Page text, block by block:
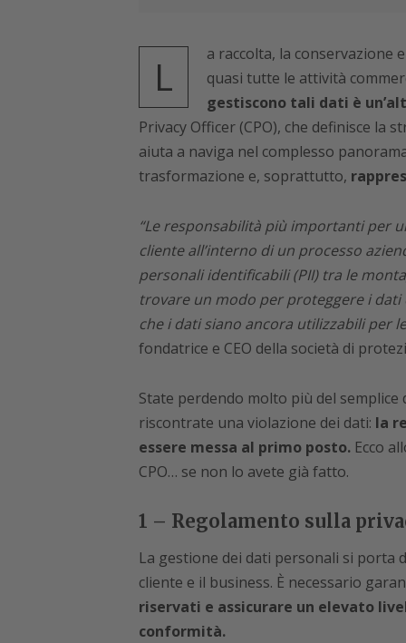
L
a raccolta, la conservazione
quasi tutte le attività
gestiscono tali dati è
Privacy Officer (CPO), che definisce la
aiuta a naviga nel complesso
trasformazione e, soprattutto,
“Le responsabilità più importanti per
cliente all’interno di un processo
personali identificabili (PII) tra le
trovare un modo per proteggere i
che i dati siano ancora utilizzabili per
fondatrice e CEO della società di
State perdendo molto più del
riscontrate una violazione dei dati: la
essere messa al primo posto.Ecco
CPO… se non lo avete già fatto.
1 – Regolamento sulla
La gestione dei dati personali si
cliente e il business. È necessario
riservati e assicurare un elevato
conformità.